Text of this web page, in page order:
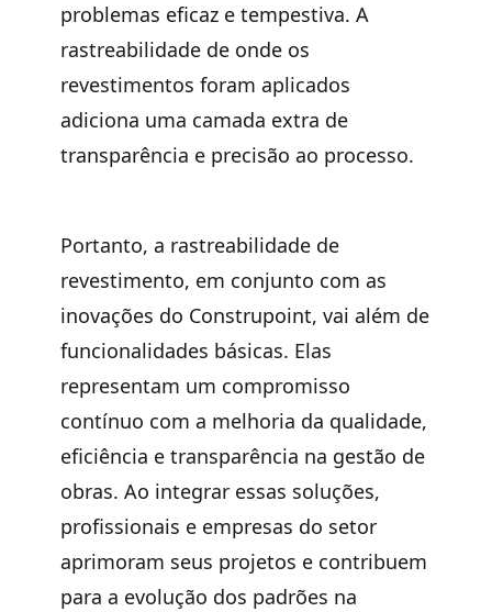
problemas eficaz e tempestiva. A
rastreabilidade de onde os
revestimentos foram aplicados
adiciona uma camada extra de
transparência e precisão ao processo.
Portanto, a rastreabilidade de
revestimento, em conjunto com as
inovações do Construpoint, vai além de
funcionalidades básicas. Elas
representam um compromisso
contínuo com a melhoria da qualidade,
eficiência e transparência na gestão de
obras. Ao integrar essas soluções,
profissionais e empresas do setor
aprimoram seus projetos e contribuem
para a evolução dos padrões na